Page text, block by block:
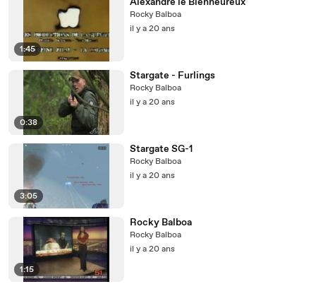
1:45
Rocky Balboa
il y a 20 ans
0:38
Stargate - Furlings
Rocky Balboa
il y a 20 ans
3:05
Stargate SG-1
Rocky Balboa
il y a 20 ans
1:15
Rocky Balboa
Rocky Balboa
il y a 20 ans